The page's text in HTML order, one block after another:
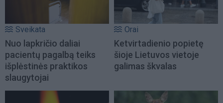
Sveikata
Nuo lapkričio daliai
pacientų pagalbą teiks
išplėstinės praktikos
slaugytojai
Orai
Ketvirtadienio popietę
šioje Lietuvos vietoje
galimas škvalas